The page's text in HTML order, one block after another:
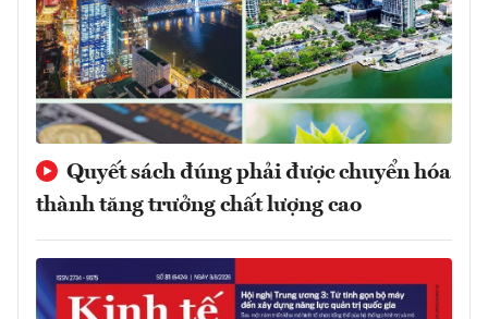
Quyết sách đúng phải được chuyển hóa
thành tăng trưởng chất lượng cao